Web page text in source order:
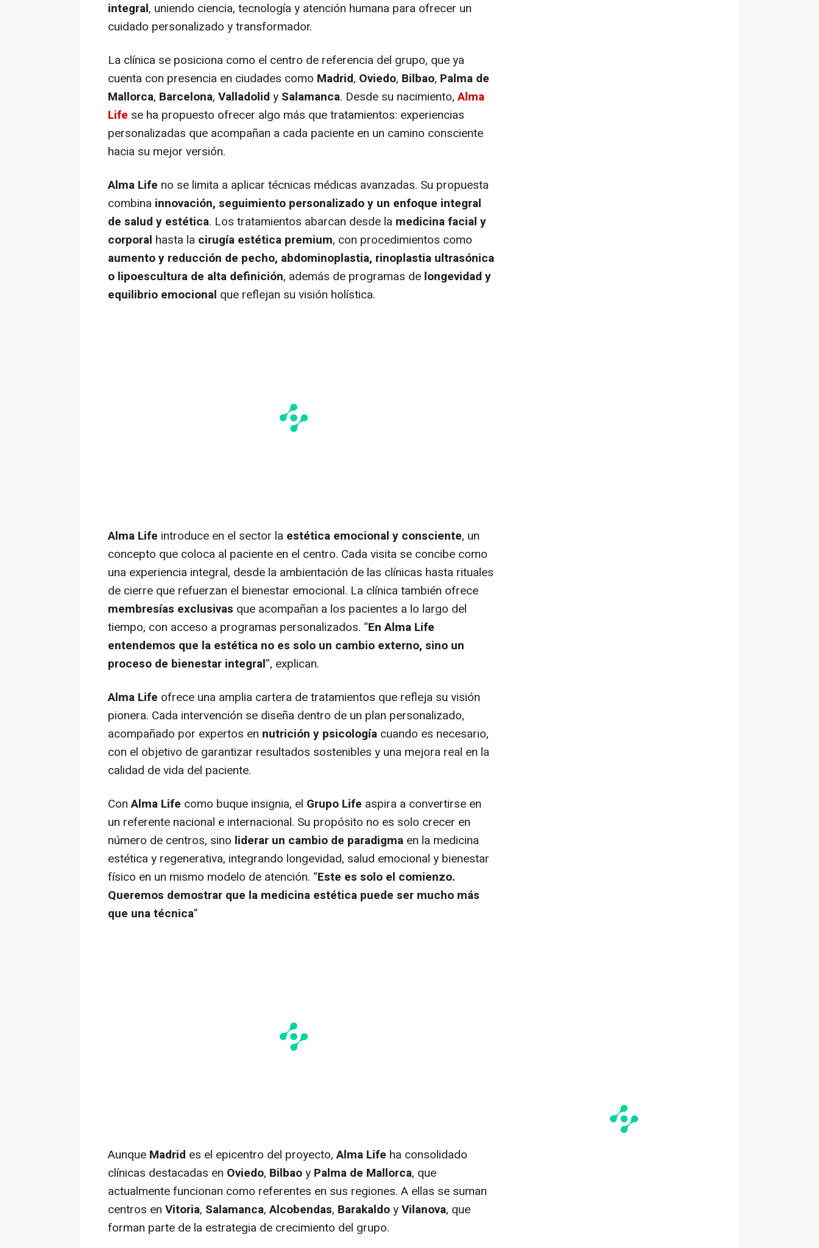
integral, uniendo ciencia, tecnología y atención humana para ofrecer un
cuidado personalizado y transformador.
La clínica se posiciona como el centro de referencia del grupo, que ya
cuenta con presencia en ciudades como Madrid, Oviedo, Bilbao, Palma de
Mallorca, Barcelona, Valladolid y Salamanca. Desde su nacimiento,Alma
Life se ha propuesto ofrecer algo más que tratamientos: experiencias
personalizadas que acompañan a cada paciente en un camino consciente
hacia su mejor versión.
Alma Life no se limita a aplicar técnicas médicas avanzadas. Su propuesta
combina innovación, seguimiento personalizado y un enfoque integral
de salud y estética. Los tratamientos abarcan desde la medicina facial y
corporal hasta la cirugía estética premium, con procedimientos como
aumento y reducción de pecho, abdominoplastia, rinoplastia ultrasónica
o lipoescultura de alta definición, además de programas de longevidad y
equilibrio emocional que reflejan su visión holística.
Alma Life introduce en el sector la estética emocional y consciente, un
concepto que coloca al paciente en el centro. Cada visita se concibe como
una experiencia integral, desde la ambientación de las clínicas hasta rituales
de cierre que refuerzan el bienestar emocional. La clínica también ofrece
membresías exclusivas que acompañan a los pacientes a lo largo del
tiempo, con acceso a programas personalizados. “En Alma Life
entendemos que la estética no es solo un cambio externo, sino un
proceso de bienestar integral”, explican.
Alma Life ofrece una amplia cartera de tratamientos que refleja su visión
pionera. Cada intervención se diseña dentro de un plan personalizado,
acompañado por expertos en nutrición y psicología cuando es necesario,
con el objetivo de garantizar resultados sostenibles y una mejora real en la
calidad de vida del paciente.
ConAlma Life como buque insignia, el Grupo Life aspira a convertirse en
un referente nacional e internacional. Su propósito no es solo crecer en
número de centros, sino liderar un cambio de paradigma en la medicina
estética y regenerativa, integrando longevidad, salud emocional y bienestar
físico en un mismo modelo de atención. “Este es solo el comienzo.
Queremos demostrar que la medicina estética puede ser mucho más
que una técnica”
Aunque Madrid es el epicentro del proyecto,Alma Life ha consolidado
clínicas destacadas en Oviedo, Bilbaoy Palma de Mallorca, que
actualmente funcionan como referentes en sus regiones. A ellas se suman
centros en Vitoria, Salamanca,Alcobendas, BarakaldoyVilanova, que
forman parte de la estrategia de crecimiento del grupo.